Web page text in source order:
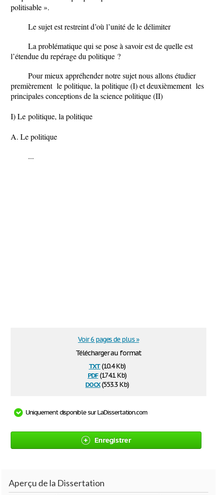
politisable ».
Le sujet est restreint d’où l’unité de le délimiter
La problématique qui se pose à savoir est de quelle est
l’étendue du repérage du politique ?
Pour mieux appréhender notre sujet nous allons étudier
premièrement le politique, la politique (I) et deuxièmement les
principales conceptions de la science politique (II)
I) Le politique, la politique
A. Le politique
...
Télécharger au format
txt(10.4 Kb)
pdf(174.1 Kb)
docx(553.3 Kb)
Voir 6 pages de plus »
Uniquement disponible sur LaDissertation.com
Enregistrer
Aperçu de la Dissertation